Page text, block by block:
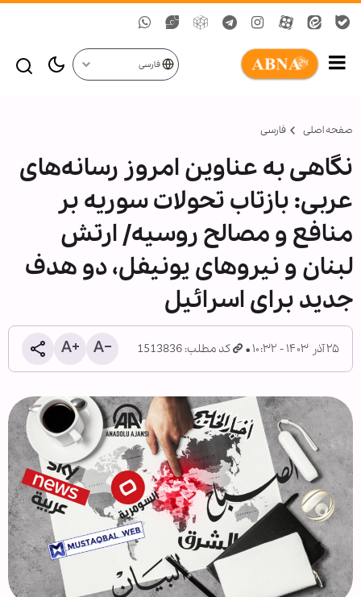
فارسی
صفحه اصلی فارسی
نگاهی به عناوین امروز رسانه‌های
عربی: بازتاب تحولات سوریه بر
منافع و مصالح روسیه/ ارتش
لبنان و نیروهای یونیفل، دو هدف
جدید برای اسرائیل
۲۵ آذر ۱۴۰۳ - ۱۰:۳۲ کد مطلب: 1513836